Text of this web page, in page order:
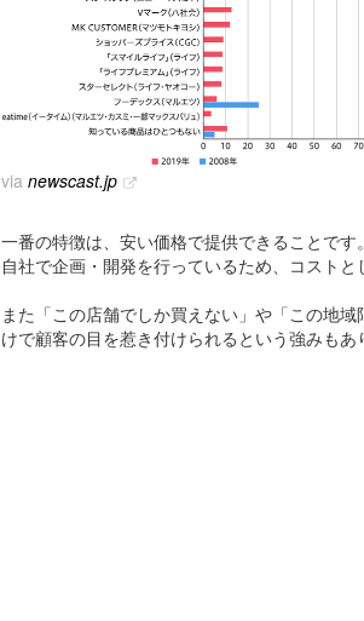
via newscast.jp
一番の特徴は、安い価格で提供できることです。
自社で企画・開発を行っているため、コスト
また「この店舗でしか買えない」や「この地
けで顧客の目を惹き付けられるという強みもあ